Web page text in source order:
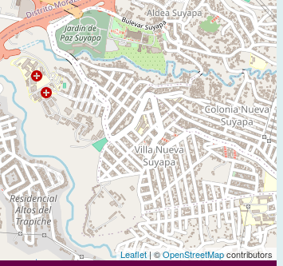
Leaflet| ©OpenStreetMapcontributors